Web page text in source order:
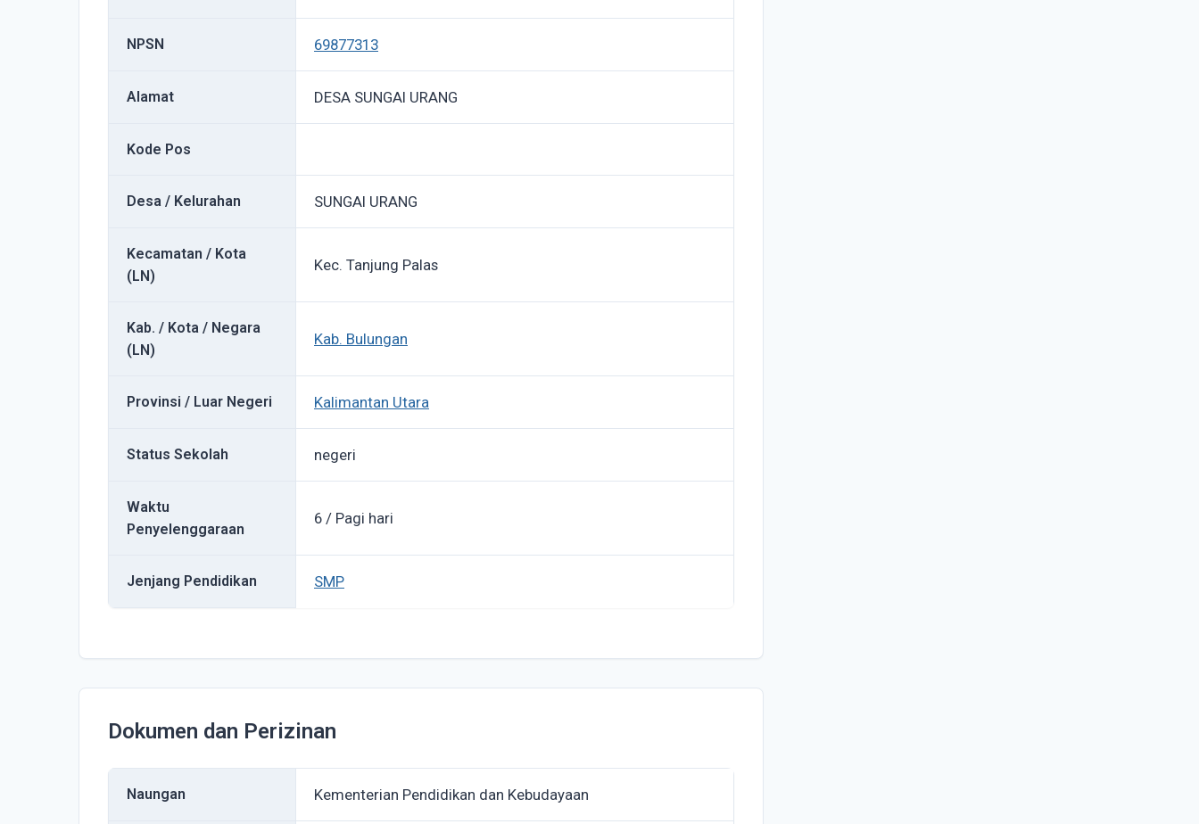
NPSN 69877313
Alamat DESA SUNGAI URANG
Kode Pos
Desa / Kelurahan SUNGAI URANG
Kecamatan / Kota
(LN)
Kec. Tanjung Palas
Kab. / Kota / Negara
(LN)
Kab. Bulungan
Provinsi / Luar Negeri Kalimantan Utara
Status Sekolah negeri
Waktu
Penyelenggaraan
6 / Pagi hari
Jenjang Pendidikan SMP
Dokumen dan Perizinan
Naungan Kementerian Pendidikan dan Kebudayaan